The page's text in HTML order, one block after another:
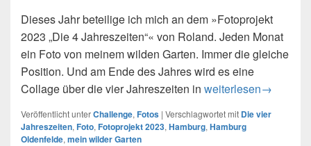
Dieses Jahr beteilige ich mich an dem »Fotoprojekt
2023 „Die 4 Jahreszeiten“« von Roland. Jeden Monat
ein Foto von meinem wilden Garten. Immer die gleiche
Position. Und am Ende des Jahres wird es eine
Collage über die vier Jahreszeiten in Fotoprojekt 2023 –
weiterlesen→
Veröffentlicht unterChallenge, Fotos | Verschlagwortet mit Die vier
Jahreszeiten, Foto, Fotoprojekt 2023, Hamburg, Hamburg
Oldenfelde, mein wilder Garten